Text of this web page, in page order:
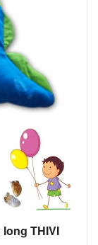
THIVI